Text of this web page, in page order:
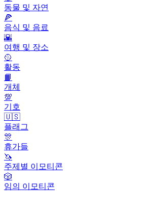
동물 및 자연
🍕
음식 및 음료
🌇
여행 및 장소
🥎
활동
📙
개체
💯
기호
🇺🇸
플래그
🎊
휴가들
🦄
주제별 이모티콘
🎲
임의 이모티콘